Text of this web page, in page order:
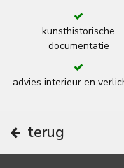
kunsthistorische
documentatie
advies interieur en
terug